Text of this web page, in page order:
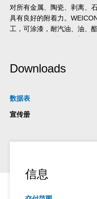
对所有金属、陶瓷、剥离、
具有良好的附着力。
工，可涂漆，耐汽油、油、
为一比一，操作起来非常方
Downloads
数据表
宣传册
信息